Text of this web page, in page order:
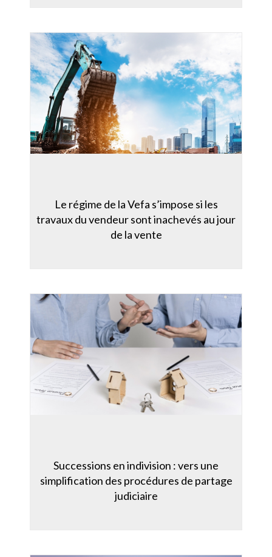
Le régime de la Vefa s’impose si les
travaux du vendeur sont inachevés au jour
de la vente
Successions en indivision : vers une
simplification des procédures de partage
judiciaire